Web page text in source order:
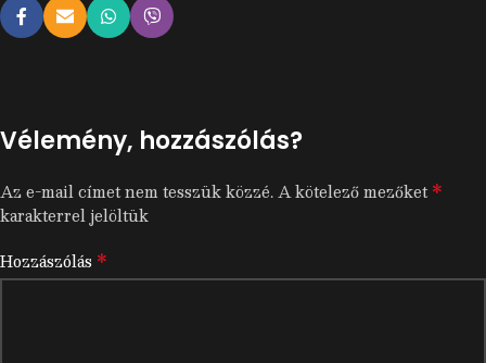
Vélemény, hozzászólás?
Az e-mail címet nem tesszük közzé.A kötelező mezőket*
karakterrel jelöltük
Hozzászólás *